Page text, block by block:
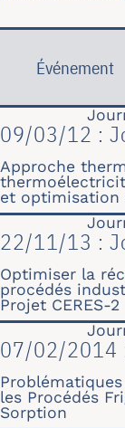
Événement
09/03/12 :
Approche
et optimisation
22/11/13 :
Optimiser la
procédés
Projet CERES-2
07/02/2014
les Procédés
Sorption